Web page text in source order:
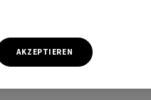
AKZEPTIEREN